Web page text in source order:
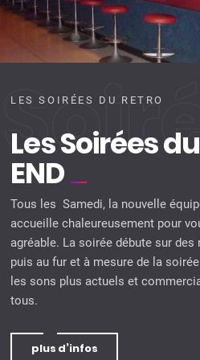
LES SOIRÉES DU RETRO
Les Soirées
END
Tous les Samedi, la nouvelle
accueille chaleureusement pour
agréable. La soirée débute sur
puis au fur et à mesure de la
les sons plus actuels et
tous.
plus d’infos